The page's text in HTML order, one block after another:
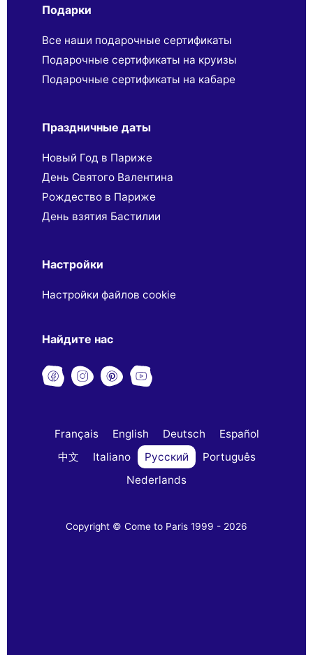
Подарки
Все наши подарочные сертификаты
Подарочные сертификаты на круизы
Подарочные сертификаты на кабаре
Праздничные даты
Новый Год в Париже
День Святого Валентина
Рождество в Париже
День взятия Бастилии
Настройки
Настройки файлов cookie
Найдите нас
Français English Deutsch
Español
中文
Italiano Русский
Português
Nederlands
Copyright © Come to Paris 1999 - 2026